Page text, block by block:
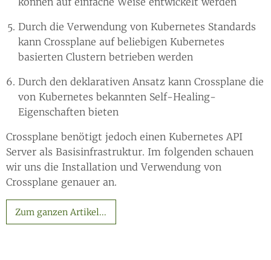
Durch die Verwendung von Kubernetes Standards
kann Crossplane auf beliebigen Kubernetes
basierten Clustern betrieben werden
Durch den deklarativen Ansatz kann Crossplane die
von Kubernetes bekannten Self-Healing-
Eigenschaften bieten
Crossplane benötigt jedoch einen Kubernetes API
Server als Basisinfrastruktur. Im folgenden schauen
wir uns die Installation und Verwendung von
Crossplane genauer an.
Zum ganzen Artikel...